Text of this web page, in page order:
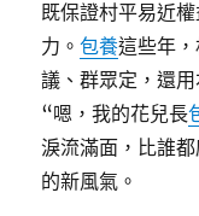
既保證村平易近
力。包養這些年
議、群眾定，還
“嗯，我的花兒長
淚流滿面，比誰
的新風氣。